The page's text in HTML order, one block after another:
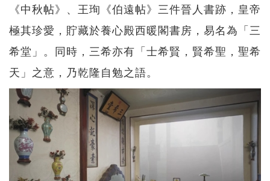
《中秋帖》、王珣《伯遠帖》三件晉人書跡，皇帝
極其珍愛，貯藏於養心殿西暖閣書房，易名為「三
希堂」。同時，三希亦有「士希賢，賢希聖，聖希
天」之意，乃乾隆自勉之語。